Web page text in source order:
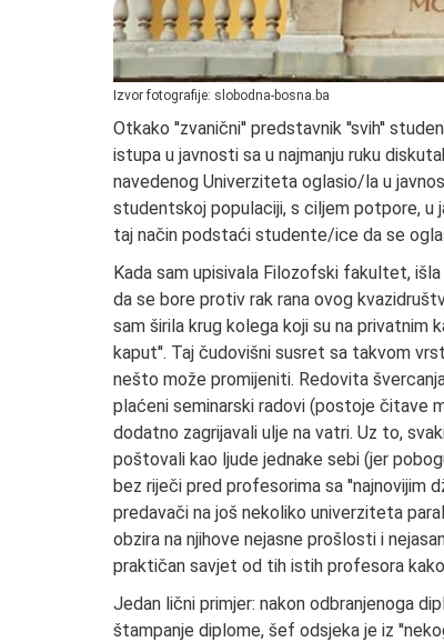
Izvor fotografije: slobodna-bosna.ba
Otkako ''zvanični'' predstavnik ''svih''
istupa u javnosti sa u najmanju ruku
navedenog Univerziteta oglasio/la u
studentskoj populaciji, s ciljem potpore, u
taj način podstaći studente/ice da se
Kada sam upisivala Filozofski fakultet,
da se bore protiv rak rana ovog
sam širila krug kolega koji su na privatnim
kaput''. Taj čudovišni susret sa takvom
nešto može promijeniti. Redovita
plaćeni seminarski radovi (postoje čitave
dodatno zagrijavali ulje na vatri. Uz to,
poštovali kao ljude jednake sebi (jer
bez riječi pred profesorima sa ''najnovijim
predavači na još nekoliko univerziteta
obzira na njihove nejasne prošlosti i
praktičan savjet od tih istih profesora
Jedan lični primjer: nakon odbranjenoga
štampanje diplome, šef odsjeka je iz